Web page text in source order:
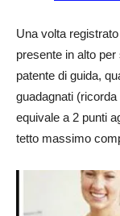
Una volta
presente in alto
patente di guida,
guadagnati
equivale a 2 punti
tetto massimo